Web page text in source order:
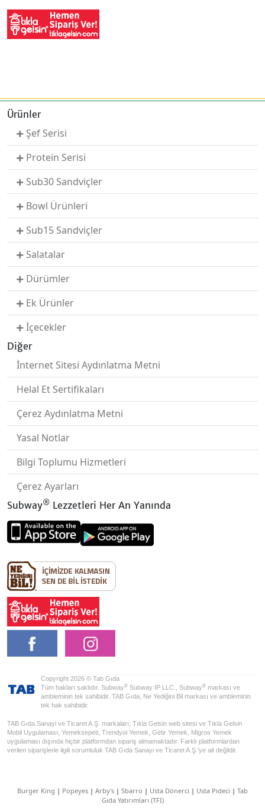
Ürünler
Şef Serisi
Protein Serisi
Sub30 Sandviçler
Bowl Ürünleri
Sub15 Sandviçler
Salatalar
Dürümler
Ek Ürünler
İçecekler
Diğer
İnternet Sitesi Aydınlatma Metni
Helal Et Sertifikaları
Çerez Aydınlatma Metni
Yasal Notlar
Bilgi Toplumu Hizmetleri
Çerez Ayarları
Subway® Lezzetleri Her An Yanında
Copyright 2026 © Tab Gıda
Tüm hakları saklıdır. Subway® Subway IP LLC., Subway® markası ve
ambleminin tek sahibidir. TAB Gıda, Ne Yediğini Bil markası ve ambleminin
tek hak sahibidir.
TAB Gıda Sanayi ve Ticaret A.Ş. markaları; Tıkla Gelsin web sitesi ve Tıkla Gelsin
Mobil Uygulaması, Yemeksepeti, Trendyol Yemek, Getir Yemek, Migros Yemek
uygulaması dışında hiçbir platformdan sipariş almamaktadır. Farklı platformlardan
verilen siparişlerle ilgili sorumluluk TAB Gıda Sanayi ve Ticaret A.Ş.'ye ait değildir.
Burger King | Popeyes | Arby's | Sbarro | Usta Dönerci | Usta Pideci | Tab
Gıda Yatırımları (TFI)